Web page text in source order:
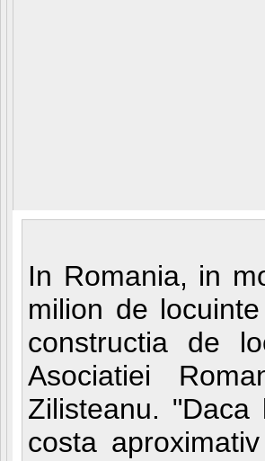
In Romania, in
milion de
constructia de
Asociatiei
Zilisteanu.
costa